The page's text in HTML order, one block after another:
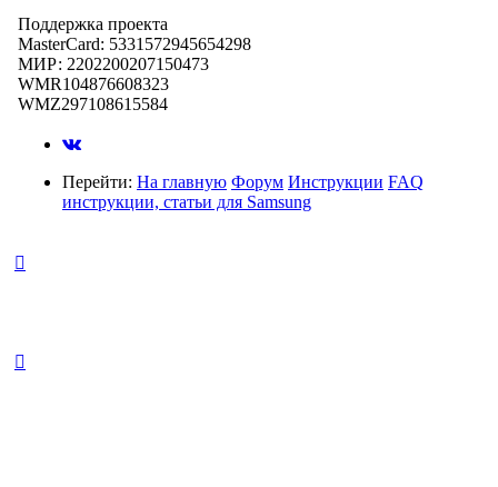
Поддержка проекта
MasterCard: 5331572945654298
МИР: 2202200207150473
WMR104876608323
WMZ297108615584
Перейти: На главную Форум Инструкции FAQ
инструкции, статьи для Samsung